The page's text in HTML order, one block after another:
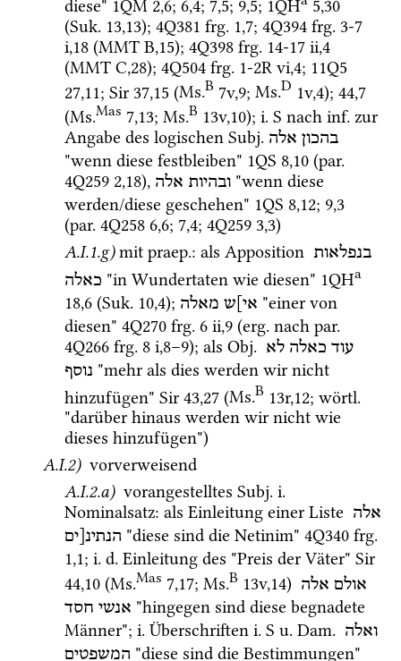
diese" 1QM 2,6; 6,4; 7,5; 9,5; 1QH 5,30
(Suk. 13,13); 4Q381 frg. 1,7; 4Q394 frg. 3-7
i,18 (MMT B,15); 4Q398 frg. 14-17 ii,4
(MMT C,28); 4Q504 frg. 1-2R vi,4; 11Q5
27,11; Sir 37,15 (Ms.B 7v,9; Ms.D 1v,4); 44,7
(Ms.Mas 7,13; Ms.B 13v,10); i. S nach inf. zur
Angabe des logischen Subj. בהכון אלה
"wenn diese festbleiben" 1QS 8,10 (par.
4Q259 2,18), ובהיות אלה
"wenn diese
werden/diese geschehen" 1QS 8,12; 9,3
(par. 4Q258 6,6; 7,4; 4Q259 3,3)
A.I.1.g)mit praep.: als Apposition בנפלאות
כאלה "in Wundertaten wie diesen" 1QHa
18,6 (Suk. 10,4); אי]ש מאלה
"einer von
diesen" 4Q270 frg. 6 ii,9 (erg. nach par.
4Q266 frg. 8 i,8–9); als Obj. עוד כאלה לא
נוסף "mehr als dies werden wir nicht
hinzufügen" Sir 43,27 (Ms.B 13r,12; wörtl.
"darüber hinaus werden wir nicht wie
dieses hinzufügen")
A.I.2) vorverweisend
A.I.2.a) vorangestelltes Subj. i.
Nominalsatz: als Einleitung einer Liste אלה
הנתינ[ים "diese sind die Netinim" 4Q340 frg.
1,1; i. d. Einleitung des "Preis der Väter" Sir
44,10 (Ms.Mas 7,17; Ms.B 13v,14) אולם אלה
אנשי חסד
"hingegen sind diese begnadete
Männer"; i. Überschriften i. S u. Dam. ואלה
המשפטים